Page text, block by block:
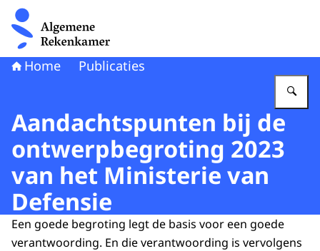
Naar de homepage van Algemene Rekenkamer
Home Publicaties
Aandachtspunten bij de
ontwerpbegroting 2023
van het Ministerie van
Defensie
Een goede begroting legt de basis voor een goede
verantwoording. En die verantwoording is vervolgens